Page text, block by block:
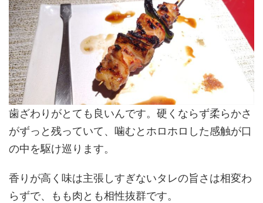
歯ざわりがとても良いんです。硬くならず柔らかさ
がずっと残っていて、噛むとホロホロした感触が口
の中を駆け巡ります。
香りが高く味は主張しすぎないタレの旨さは相変わ
らずで、もも肉とも相性抜群です。